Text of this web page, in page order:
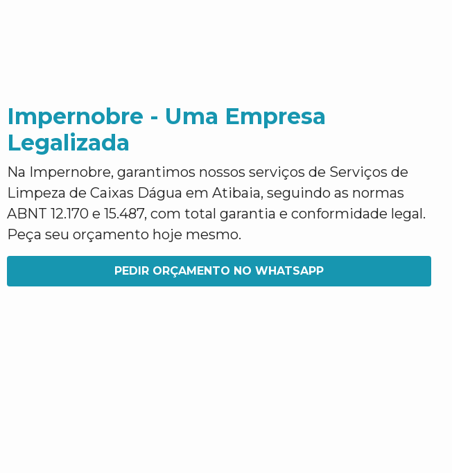
Impernobre - Uma Empresa
Legalizada
Na Impernobre, garantimos nossos serviços de Serviços de
Limpeza de Caixas Dágua em Atibaia, seguindo as normas
ABNT 12.170 e 15.487, com total garantia e conformidade legal.
Peça seu orçamento hoje mesmo.
PEDIR ORÇAMENTO NO WHATSAPP